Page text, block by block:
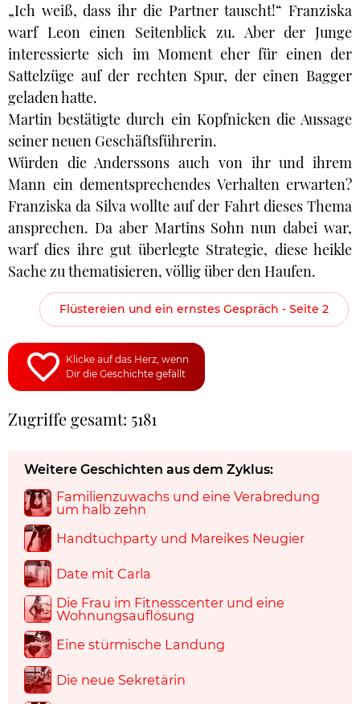
„Ich weiß, dass ihr die Partner tauscht!“ Franziska
warf Leon einen Seitenblick zu. Aber der Junge
interessierte sich im Moment eher für einen der
Sattelzüge auf der rechten Spur, der einen Bagger
geladen hatte.
Martin bestätigte durch ein Kopfnicken die Aussage
seiner neuen Geschäftsführerin.
Würden die Anderssons auch von ihr und ihrem
Mann ein dementsprechendes Verhalten erwarten?
Franziska da Silva wollte auf der Fahrt dieses Thema
ansprechen. Da aber Martins Sohn nun dabei war,
warf dies ihre gut überlegte Strategie, diese heikle
Sache zu thematisieren, völlig über den Haufen.
Flüstereien und ein ernstes Gespräch - Seite 2
Klicke auf das Herz, wenn
Dir die Geschichte gefällt
Zugriffe gesamt: 5181
Weitere Geschichten aus dem Zyklus:
Familienzuwachs und eine Verabredung
um halb zehn
Handtuchparty und Mareikes Neugier
Date mit Carla
Die Frau im Fitnesscenter und eine
Wohnungsauflösung
Eine stürmische Landung
Die neue Sekretärin